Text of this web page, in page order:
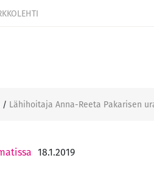
/ Lähihoitaja Anna-Reeta Pakarisen
18.1.2019